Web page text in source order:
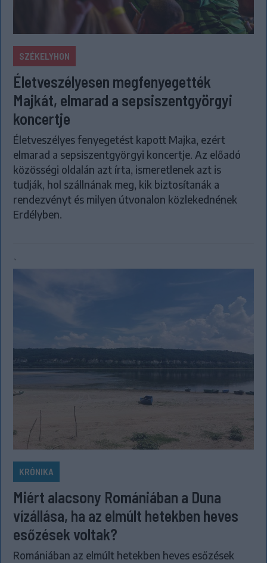
SZÉKELYHON
Életveszélyesen megfenyegették
Majkát, elmarad a sepsiszentgyörgyi
koncertje
Életveszélyes fenyegetést kapott Majka, ezért
elmarad a sepsiszentgyörgyi koncertje. Az előadó
közösségi oldalán azt írta, ismeretlenek azt is
tudják, hol szállnának meg, kik biztosítanák a
rendezvényt és milyen útvonalon közlekednének
Erdélyben.
`
KRÓNIKA
Miért alacsony Romániában a Duna
vízállása, ha az elmúlt hetekben heves
esőzések voltak?
Romániában az elmúlt hetekben heves esőzések